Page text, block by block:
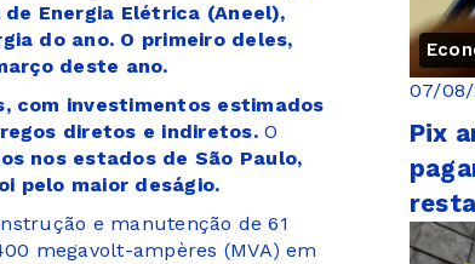
Energia Elétrica (Aneel),
do ano. O primeiro deles,
deste ano.
com investimentos estimados
diretos e indiretos. O
nos estados de São Paulo,
pelo maior deságio.
e manutenção de 61
megavolt-ampères (MVA) em
07/08/
Pix